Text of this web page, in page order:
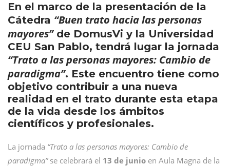
En el marco de la presentación de la
Cátedra “Buen trato hacia las personas
mayores”de DomusVi y la Universidad
CEU San Pablo, tendrá lugar la jornada
“Trato a las personas mayores: Cambio de
paradigma”. Este encuentro tiene como
objetivo contribuir a una nueva
realidad en el trato durante esta etapa
de la vida desde los ámbitos
científicos y profesionales.
La jornada “Trato a las personas mayores: Cambio de
paradigma”se celebrará el 13 de junio en Aula Magna de la